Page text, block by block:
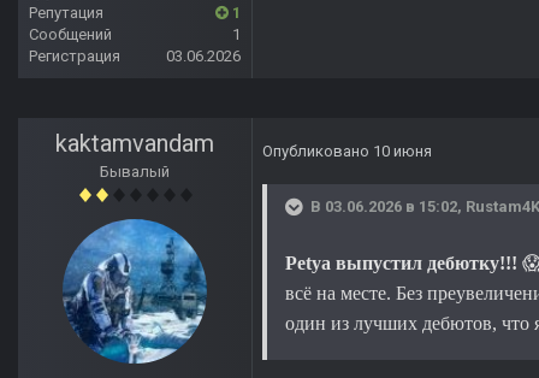
Репутация
1
Сообщений
1
Регистрация
03.06.2026
kaktamvandam
Бывалый
Опубликовано 10 июня
В 03.06.2026 в 15:02,
Petya выпустил дебютку!!!
всё на месте. Без
один из лучших дебютов, что